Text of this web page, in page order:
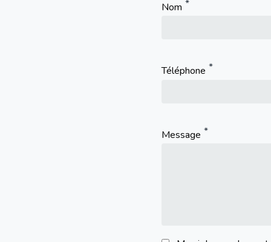
Nom
Téléphone
Message